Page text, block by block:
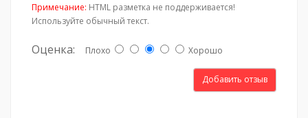
Примечание: HTML разметка не поддерживается!
Используйте обычный текст.
Оценка: Плохо Хорошо
Добавить отзыв